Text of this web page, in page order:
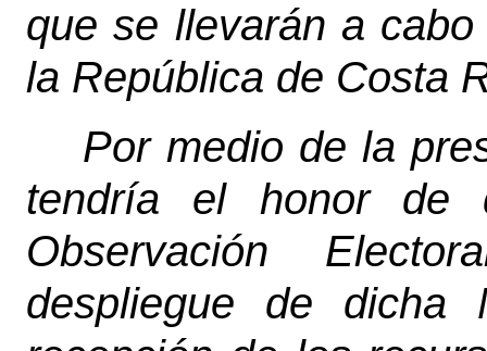
que se llevarán a
la República de Costa
Por medio de la
tendría el honor de
Observación
despliegue de